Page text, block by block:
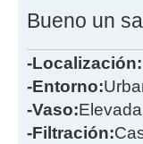
Bueno un
-Localización:
-Entorno:
-Vaso:
-Filtración: